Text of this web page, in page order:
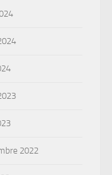
2022